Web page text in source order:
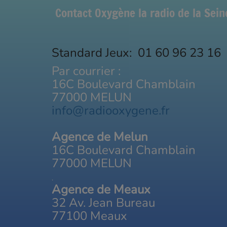
Contact Oxygène la radio de la
Standard Jeux: 01 60 96 23 16
Par courrier :
16C Boulevard Chamblain
77000 MELUN
info@radiooxygene.fr
Agence de Melun
16C Boulevard Chamblain
77000 MELUN
.
Agence de Meaux
32 Av. Jean Bureau
77100 Meaux